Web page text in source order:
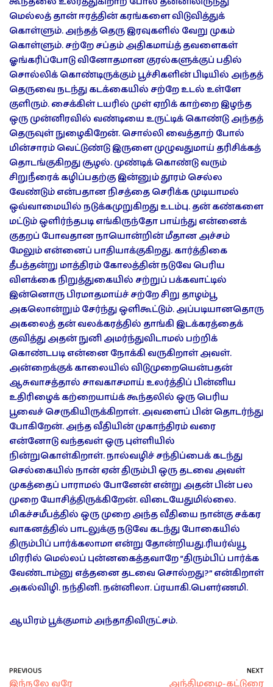
மெல்லத் தான் ஈரத்தின் கரங்களை விடுவித்துக்
கொள்ளும். அந்தத் தெரு இரவுகளில் வேறு முகம்
கொள்ளும். சற்றே சப்தம் அதிகமாய்த் தவளைகள்
ஓங்கரிப்போடு வினோதமான குரல்களுக்குப் பதில்
சொல்லிக் கொண்டிருக்கும் பூச்சிகளின் பிடியில் அந்தத்
தெருவை நடந்து கடக்கையில் சற்றே உடல் உள்ளே
குளிரும். சைக்கிள் டயரில் முள் ஏறிக் காற்றை இழந்த
ஒரு முன்னிரவில் வண்டியை உருட்டிக் கொண்டு அந்தத்
தெருவுள் நுழைகிறேன். சொல்லி வைத்தாற் போல்
மின்சாரம் வெட்டுண்டு இருளை முழுவதுமாய் தரிசிக்கத்
தொடங்குகிறது சூழல். முண்டிக் கொண்டு வரும்
சிறுநீரைக் கழிப்பதற்கு இன்னும் தூரம் செல்ல
வேண்டும் என்பதான நிசத்தை செரிக்க முடியாமல்
ஒவ்வாமையில் நடுக்கமுறுகிறது உடம்பு. தன் கண்களை
மட்டும் ஒளிர்ந்தபடி எங்கிருந்தோ பாய்ந்து என்னைக்
குதறப் போவதான நாயொன்றின் மீதான அச்சம்
மேலும் என்னைப் பாதியாக்குகிறது. கார்த்திகை
தீபத்தன்று மாத்திரம் கோலத்தின் நடுவே பெரிய
விளக்கை நிறுத்துகையில் சற்றுப் பக்கவாட்டில்
இன்னொரு பிரமாதமாய்ச் சற்றே சிறு தாழம்பூ
அகலொன்றும் சேர்ந்து ஒளிகூட்டும். அப்படியானதொரு
அகலைத் தன் வலக்கரத்தில் தாங்கி இடக்கரத்தைக்
குவித்து அதன் நுனி அமர்ந்துவிடாமல் பற்றிக்
கொண்டபடி என்னை நோக்கி வருகிறாள் அவள்.
அன்றைக்குக் காலையில் விடுமுறையென்பதன்
ஆசுவாசத்தால் சாவகாசமாய் உலர்த்திப் பின்னிய
உதிரிழைக் கற்றையாய்க் கூந்தலில் ஒரு பெரிய
பூவைச் செருகியிருக்கிறாள். அவளைப் பின் தொடர்ந்து
போகிறேன். அந்த வீதியின் முகாந்திரம் வரை
என்னோடு வந்தவள் ஒரு புள்ளியில்
நின்றுகொள்கிறாள். நால்வழிச் சந்திப்பைக் கடந்து
செல்கையில் நான் ஏன் திரும்பி ஒரு தடவை அவள்
முகத்தைப் பாராமல் போனேன் என்று அதன் பின் பல
முறை யோசித்திருக்கிறேன். விடையேதுமில்லை.
மிகச்சமீபத்தில் ஒரு முறை அந்த வீதியை நான்கு சக்கர
வாகனத்தில் பாடலுக்கு நடுவே கடந்து போகையில்
திரும்பிப் பார்க்கலாமா என்று தோன்றியது.ரியர்வ்யூ
மிரரில் மெல்லப் புன்னகைத்தவாறே “திரும்பிப் பார்க்க
வேண்டாம்னு எத்தனை தடவை சொல்றது?” என்கிறாள்
அகல்விழி. நந்தினி. நன்னிலா. ப்ரயாகி.பௌர்ணமி.
ஆயிரம் பூக்குமாம் அந்தாதிவிருட்சம்.
PREVIOUS
இந்நலே வரே
NEXT
அந்திமழை-கட்டுரை